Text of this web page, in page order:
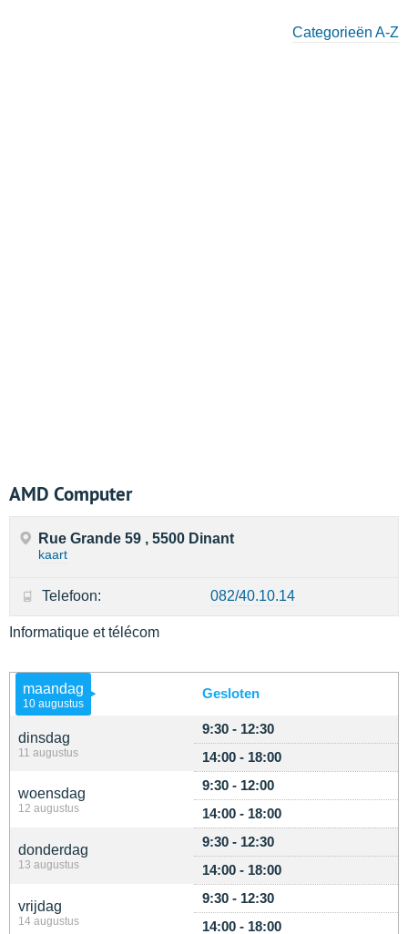
Categorieën A-Z
AMD Computer
maandag
10 augustus
Gesloten
dinsdag
11 augustus
9:30 - 12:30
14:00 - 18:00
woensdag
12 augustus
9:30 - 12:00
14:00 - 18:00
donderdag
13 augustus
9:30 - 12:30
14:00 - 18:00
vrijdag
14 augustus
9:30 - 12:30
14:00 - 18:00
Rue Grande 59 , 5500 Dinant
kaart
Telefoon: 082/40.10.14
Informatique et télécom